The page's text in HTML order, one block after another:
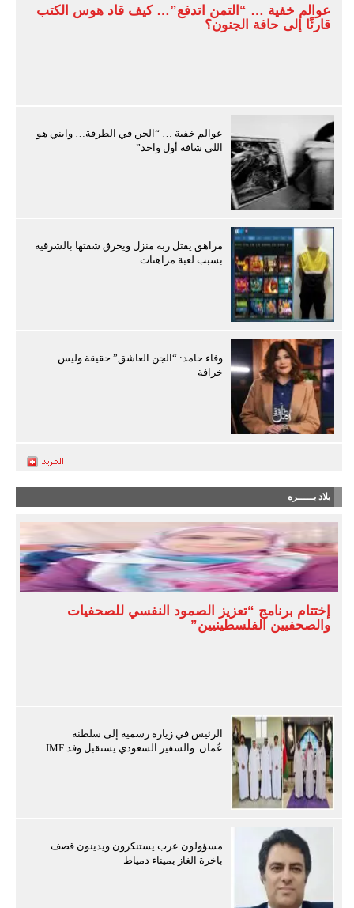
عوالم خفية … “التمن اتدفع”… كيف قاد هوس الكتب
قارئًا إلى حافة الجنون؟
عوالم خفية … “الجن في الطرقة… وابني هو
اللي شافه أول واحد”
مراهق يقتل ربة منزل ويحرق شقتها بالشرقية
بسبب لعبة مراهنات
وفاء حامد: “الجن العاشق” حقيقة وليس
خرافة
بلاد بـــــره
إختتام برنامج “تعزيز الصمود النفسي للصحفيات
والصحفيين الفلسطينيين”
الرئيس في زيارة رسمية إلى سلطنة
عُمان..والسفير السعودي يستقبل وفد IMF
مسؤولون عرب يستنكرون ويدينون قصف
باخرة الغاز بميناء دمياط